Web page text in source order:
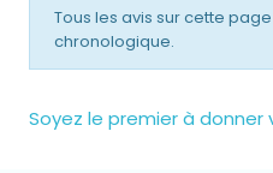
Tous les avis sur cette
chronologique.
Soyez le premier à donner